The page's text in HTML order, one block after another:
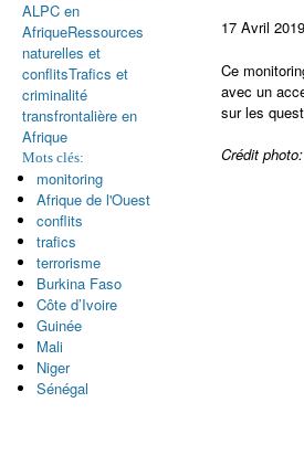
17 Avril 2019
Ce
avec un
sur les
Crédit
ALPC en
AfriqueRessources
naturelles et
conflitsTrafics et
criminalité
transfrontalière en
Afrique
Mots clés:
monitoring
Afrique de l'Ouest
conflits
trafics
terrorisme
Burkina Faso
Côte d’Ivoire
Guinée
Mali
Niger
Sénégal